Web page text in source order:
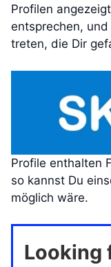
Profilen
entsprechen,
treten, die Dir
Profile enthalten
so kannst Du
möglich wäre.
Looking